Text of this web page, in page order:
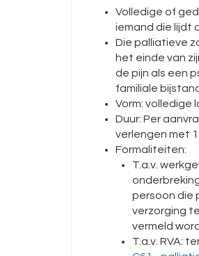
Volledige of
iemand die lijdt
Die palliatieve
het einde van
de pijn als een
familiale
Vorm: volledige
Duur: Per
verlengen met
Formaliteiten:
T.a.v.
persoon die
verzorging
vermeld
T.a.v. RVA: